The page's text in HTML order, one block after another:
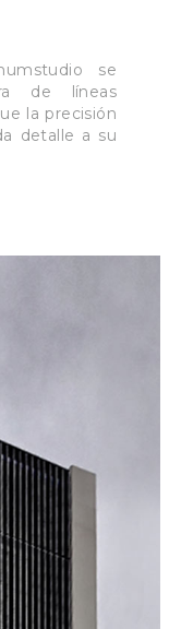
se
de líneas
la precisión
detalle a su